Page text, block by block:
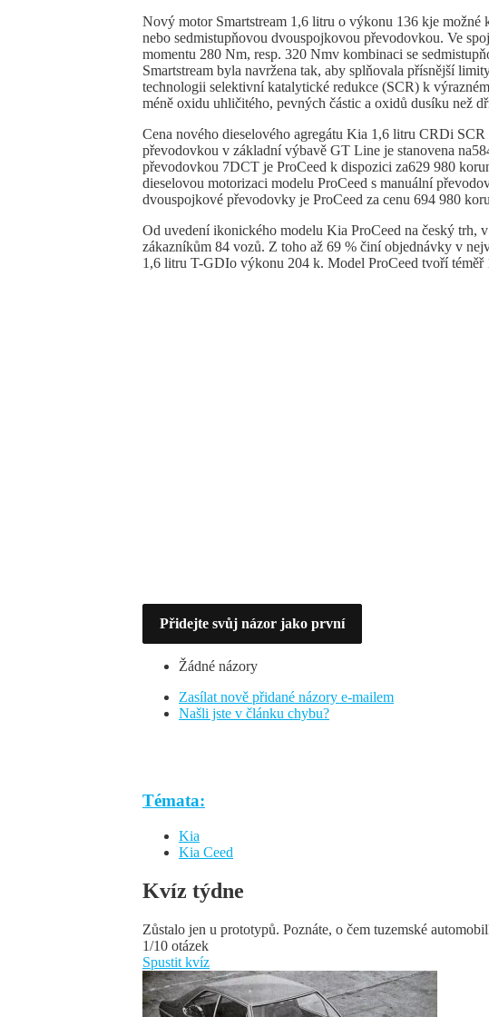
Nový motor Smartstream 1,6 litru o výkonu 136 kje možné
nebo sedmistupňovou dvouspojkovou převodovkou. Ve
momentu 280 Nm, resp. 320 Nmv kombinaci se
Smartstream byla navržena tak, aby splňovala přísnější
technologii selektivní katalytické redukce (SCR) k
méně oxidu uhličitého, pevných částic a oxidů dusíku než
Cena nového dieselového agregátu Kia 1,6 litru CRDi
převodovkou v základní výbavě GT Line je stanovena
převodovkou 7DCT je ProCeed k dispozici za629 980
dieselovou motorizaci modelu ProCeed s manuální
dvouspojkové převodovky je ProCeed za cenu 694 980
Od uvedení ikonického modelu Kia ProCeed na český trh,
zákazníkům 84 vozů. Z toho až 69 % činí objednávky v
1,6 litru T-GDIo výkonu 204 k. Model ProCeed tvoří
Přidejte svůj názor jako první
Žádné názory
Zasílat nově přidané názory e-mailem
Našli jste v článku chybu?
Témata:
Kia
Kia Ceed
Kvíz týdne
Zůstalo jen u prototypů. Poznáte, o čem tuzemské
1/10 otázek
Spustit kvíz